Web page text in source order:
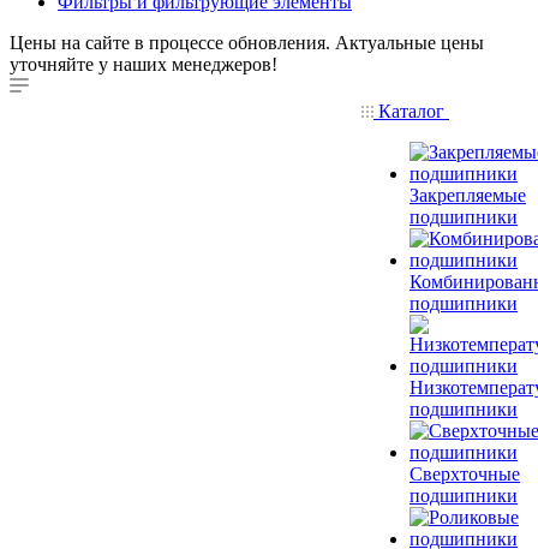
Цены на сайте в процессе обновления. Актуальные цены
уточняйте у наших менеджеров!
Каталог
Закрепляемые
подшипники
подшипники
подшипники
Сверхточные
подшипники